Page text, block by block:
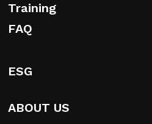
Training
FAQ
ESG
ABOUT US